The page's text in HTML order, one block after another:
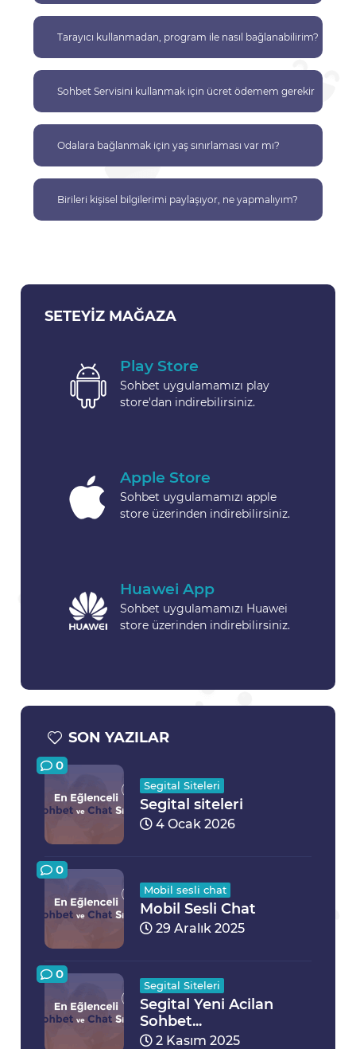
Tarayıcı kullanmadan, program ile nasıl bağlanabilirim?
Sohbet Servisini kullanmak için ücret ödemem gerekir
Odalara bağlanmak için yaş sınırlaması var mı?
Birileri kişisel bilgilerimi paylaşıyor, ne yapmalıyım?
SETEYIZ MAĞAZA
Play Store
Sohbet uygulamamızı play
store'dan indirebilirsiniz.
Apple Store
Sohbet uygulamamızı apple
store üzerinden indirebilirsiniz.
Huawei App
Sohbet uygulamamızı Huawei
store üzerinden indirebilirsiniz.
SON YAZILAR
0
Segital Siteleri
Segital siteleri
4 Ocak 2026
0
Mobil sesli chat
Mobil Sesli Chat
29 Aralık 2025
0
Segital Siteleri
Segital Yeni Acilan
Sohbet...
2 Kasım 2025